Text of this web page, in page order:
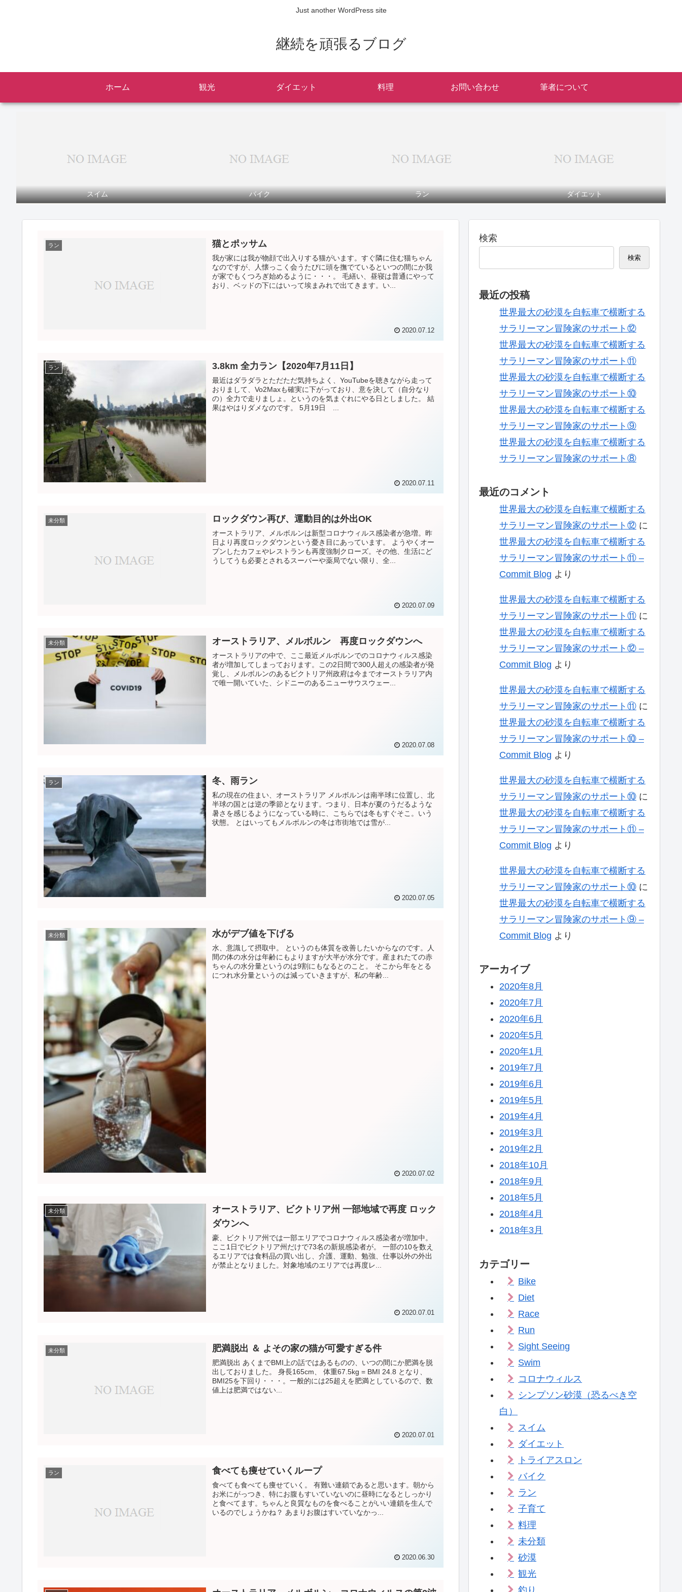
Just another WordPress site
継続を頑張るブログ
ホーム 観光 ダイエット 料理 お問い合わせ 筆者について
スイム バイク ラン ダイエット
ラン 猫とポッサム
我が家には我が物顔で出入りする猫がいます。すぐ隣に住む猫ちゃん
なのですが、人懐っこく会うたびに頭を撫でているといつの間にか我
が家でもくつろぎ始めるように・・・。 毛繕い、昼寝は普通にやって
おり、ベッドの下にはいって埃まみれで出てきます。い...
2020.07.12
ラン 3.8km 全力ラン【2020年7月11日】
最近はダラダラとただただ気持ちよく、YouTubeを聴きながら走って
おりまして、Vo2Maxも確実に下がっており、意を決して（自分なり
の）全力で走りましょ。というのを気まぐれにやる日としました。 結
果はやはりダメなのです。 5月19日 ...
2020.07.11
未分類 ロックダウン再び、運動目的は外出OK
オーストラリア、メルボルンは新型コロナウィルス感染者が急増。昨
日より再度ロックダウンという憂き目にあっています。 ようやくオー
プンしたカフェやレストランも再度強制クローズ。その他、生活にど
うしてうも必要とされるスーパーや薬局でない限り、全...
2020.07.09
未分類 オーストラリア、メルボルン 再度ロックダウンへ
オーストラリアの中で、ここ最近メルボルンでのコロナウィルス感染
者が増加してしまっております。この2日間で300人超えの感染者が発
覚し、メルボルンのあるビクトリア州政府は今までオーストラリア内
で唯一開いていた、シドニーのあるニューサウスウェー...
2020.07.08
ラン 冬、雨ラン
私の現在の住まい、オーストラリア メルボルンは南半球に位置し、北
半球の国とは逆の季節となります。つまり、日本が夏のうだるような
暑さを感じるようになっている時に、こちらでは冬もすぐそこ。いう
状態。 とはいってもメルボルンの冬は市街地では雪が...
2020.07.05
未分類 水がデブ値を下げる
水、意識して摂取中。 というのも体質を改善したいからなのです。人
間の体の水分は年齢にもよりますが大半が水分です。産まれたての赤
ちゃんの水分量というのは9割にもなるとのこと。 そこから年をとる
につれ水分量というのは減っていきますが、私の年齢...
2020.07.02
未分類
オーストラリア、ビクトリア州 一部地域で再度 ロック
ダウンへ
豪、ビクトリア州では一部エリアでコロナウィルス感染者が増加中。
ここ1日でビクトリア州だけで73名の新規感染者が。 一部の10を数え
るエリアでは食料品の買い出し、介護、運動、勉強、仕事以外の外出
が禁止となりました。対象地域のエリアでは再度レ...
2020.07.01
未分類 肥満脱出 ＆ よその家の猫が可愛すぎる件
肥満脱出 あくまでBMI上の話ではあるものの、いつの間にか肥満を脱
出しておりました。 身長165cm、 体重67.5kg = BMI 24.8 となり、
BMI25を下回り・・・。一般的には25超えを肥満としているので、数
値上は肥満ではない...
2020.07.01
ラン 食べても痩せていくループ
食べても食べても痩せていく。 有難い連鎖であると思います。朝から
お米にがっつき、特にお腹もすいていないのに昼時になるとしっかり
と食べてます。ちゃんと良質なものを食べることがいい連鎖を生んで
いるのでしょうかね？ あまりお腹はすいていなかっ...
2020.06.30
検索
検索
最近の投稿
世界最大の砂漠を自転車で横断する
サラリーマン冒険家のサポート⑫
世界最大の砂漠を自転車で横断する
サラリーマン冒険家のサポート⑪
世界最大の砂漠を自転車で横断する
サラリーマン冒険家のサポート⑩
世界最大の砂漠を自転車で横断する
サラリーマン冒険家のサポート⑨
世界最大の砂漠を自転車で横断する
サラリーマン冒険家のサポート⑧
最近のコメント
世界最大の砂漠を自転車で横断する
サラリーマン冒険家のサポート⑫ に
世界最大の砂漠を自転車で横断する
サラリーマン冒険家のサポート⑪ –
Commit Blog より
世界最大の砂漠を自転車で横断する
サラリーマン冒険家のサポート⑪ に
世界最大の砂漠を自転車で横断する
サラリーマン冒険家のサポート⑫ –
Commit Blog より
世界最大の砂漠を自転車で横断する
サラリーマン冒険家のサポート⑪ に
世界最大の砂漠を自転車で横断する
サラリーマン冒険家のサポート⑩ –
Commit Blog より
世界最大の砂漠を自転車で横断する
サラリーマン冒険家のサポート⑩ に
世界最大の砂漠を自転車で横断する
サラリーマン冒険家のサポート⑪ –
Commit Blog より
世界最大の砂漠を自転車で横断する
サラリーマン冒険家のサポート⑩ に
世界最大の砂漠を自転車で横断する
サラリーマン冒険家のサポート⑨ –
Commit Blog より
アーカイブ
2020年8月
2020年7月
2020年6月
2020年5月
2020年1月
2019年7月
2019年6月
2019年5月
2019年4月
2019年3月
2019年2月
2018年10月
2018年9月
2018年5月
2018年4月
2018年3月
カテゴリー
Bike
Diet
Race
Run
Sight Seeing
Swim
コロナウィルス
シンプソン砂漠（恐るべき空
白）
スイム
ダイエット
トライアスロン
バイク
ラン
子育て
料理
未分類
砂漠
観光
釣り